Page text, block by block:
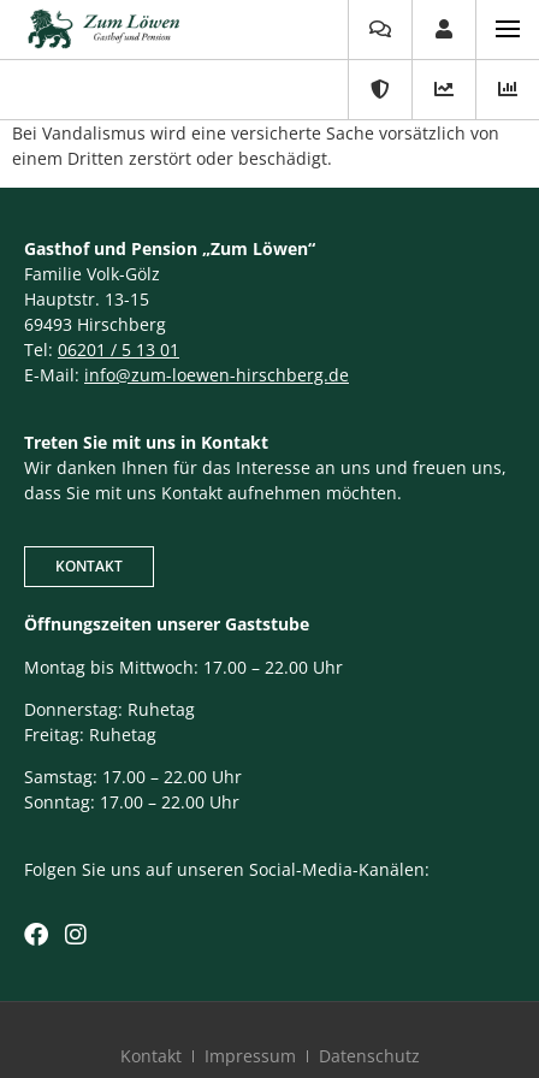
Bei Vandalismus wird eine versicherte Sache vorsätzlich von
einem Dritten zerstört oder beschädigt.
Gasthof und Pension „Zum Löwen“
Familie Volk-Gölz
Hauptstr. 13-15
69493 Hirschberg
Tel: 06201 / 5 13 01
E-Mail: info@zum-loewen-hirschberg.de
Treten Sie mit uns in Kontakt
Wir danken Ihnen für das Interesse an uns und freuen uns,
dass Sie mit uns Kontakt aufnehmen möchten.
KONTAKT
Öffnungszeiten unserer Gaststube
Montag bis Mittwoch: 17.00 – 22.00 Uhr
Donnerstag: Ruhetag
Freitag: Ruhetag
Samstag: 17.00 – 22.00 Uhr
Sonntag: 17.00 – 22.00 Uhr
Folgen Sie uns auf unseren Social-Media-Kanälen:
Kontakt Impressum Datenschutz